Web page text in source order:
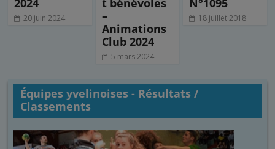
2024
20 juin 2024
t bénévoles
–
Animations
Club 2024
5 mars 2024
N°1095
18 juillet 2018
Équipes yvelinoises - Résultats /
Classements